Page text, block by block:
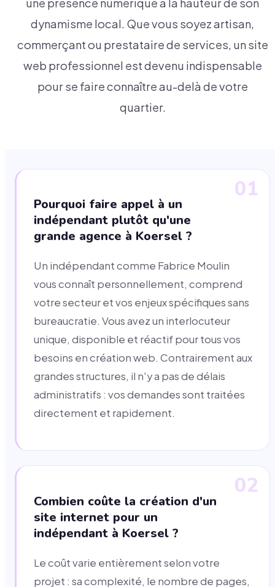
une présence numérique à la hauteur de son
dynamisme local. Que vous soyez artisan,
commerçant ou prestataire de services, un site
web professionnel est devenu indispensable
pour se faire connaître au-delà de votre
quartier.
01
Pourquoi faire appel à un
indépendant plutôt qu'une
grande agence à Koersel ?
Un indépendant comme Fabrice Moulin
vous connaît personnellement, comprend
votre secteur et vos enjeux spécifiques sans
bureaucratie. Vous avez un interlocuteur
unique, disponible et réactif pour tous vos
besoins en création web. Contrairement aux
grandes structures, il n'y a pas de délais
administratifs : vos demandes sont traitées
directement et rapidement.
02
Combien coûte la création d'un
site internet pour un
indépendant à Koersel ?
Le coût varie entièrement selon votre
projet : sa complexité, le nombre de pages,